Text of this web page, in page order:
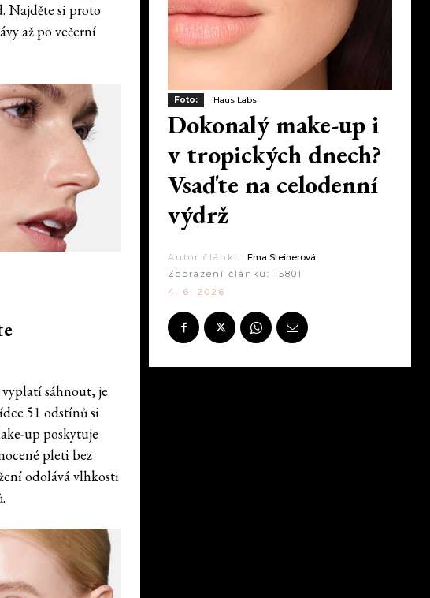
Najděte si proto
až po večerní
sáhnout, je
51 odstínů si
up poskytuje
pleti bez
odolává vlhkosti
Foto: Haus Labs
Dokonalý make-up i
v tropických dnech?
Vsaďte na celodenní
výdrž
Autor článku: Ema Steinerová
Zobrazení článku: 15801
4. 6. 2026